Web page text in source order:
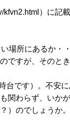
kfvn2.html）に記
場所にあるか・
ですが、そのと
です）。不安に
関わらず、いか
）のでしょうか。